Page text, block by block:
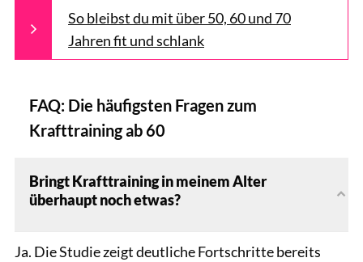
So bleibst du mit über 50, 60 und 70
Jahren fit und schlank
FAQ: Die häufigsten Fragen zum
Krafttraining ab 60
Bringt Krafttraining in meinem Alter
überhaupt noch etwas?
Ja. Die Studie zeigt deutliche Fortschritte bereits